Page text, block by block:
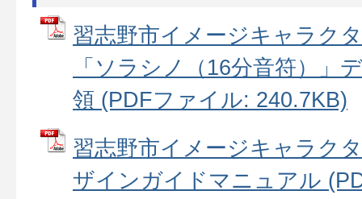
習志野市イメージキャラク
「ソラシノ（16分音符）」
領 (PDFファイル: 240.7KB)
習志野市イメージキャラク
ザインガイドマニュアル